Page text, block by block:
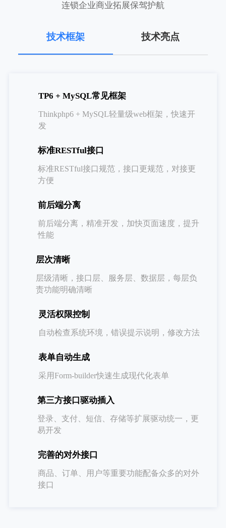
连锁企业商业拓展保驾护航
技术框架 技术亮点
TP6 + MySQL常见框架
Thinkphp6 + MySQL轻量级web框架，快速开
发
标准RESTful接口
标准RESTful接口规范，接口更规范，对接更
方便
前后端分离
前后端分离，精准开发，加快页面速度，提升
性能
层次清晰
层级清晰，接口层、服务层、数据层，每层负
责功能明确清晰
灵活权限控制
自动检查系统环境，错误提示说明，修改方法
表单自动生成
采用Form-builder快速生成现代化表单
第三方接口驱动插入
登录、支付、短信、存储等扩展驱动统一，更
易开发
完善的对外接口
商品、订单、用户等重要功能配备众多的对外
接口